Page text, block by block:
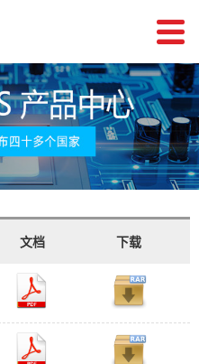
文档 下载